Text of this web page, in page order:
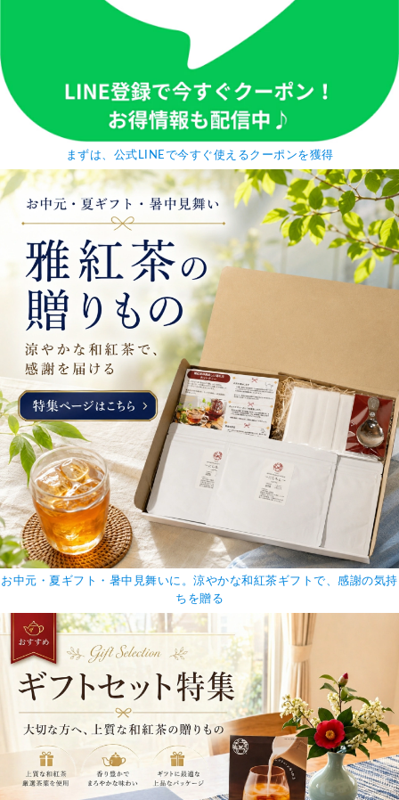
まずは、公式LINEで今すぐ使えるクーポンを獲得
お中元・夏ギフト・暑中見舞いに。涼やかな和紅茶ギフトで、感謝の気持
ちを贈る